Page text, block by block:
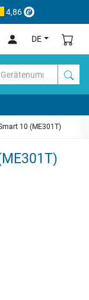
4,86
DE
10 (ME301T)